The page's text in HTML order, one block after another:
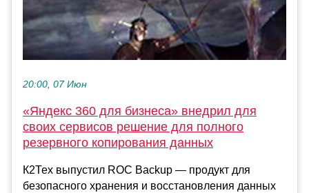
20:00, 07 Июн
«Яндекс 360 для бизнеса» внедрил для
своих сервисов решение для полного
резервного копирования данных
К2Тех выпустил ROC Backup — продукт для
безопасного хранения и восстановления данных